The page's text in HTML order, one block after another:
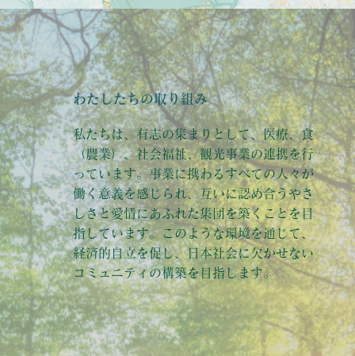
わたしたちの取り組み
私たちは、有志の集まりとして、医療、食
（農業）、社会福祉、観光事業の連携を行
っています。事業に携わるすべての人々が
働く意義を感じられ、互いに認め合うやさ
しさと愛情にあふれた集団を築くことを目
指しています。このような環境を通じて、
経済的自立を促し、日本社会に欠かせない
コミュニティの構築を目指します。​